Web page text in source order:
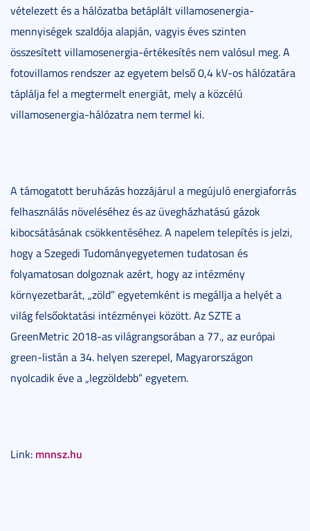
vételezett és a hálózatba betáplált villamosenergia-
mennyiségek szaldója alapján, vagyis éves szinten
összesített villamosenergia-értékesítés nem valósul meg. A
fotovillamos rendszer az egyetem belső 0,4 kV-os hálózatára
táplálja fel a megtermelt energiát, mely a közcélú
villamosenergia-hálózatra nem termel ki.
A támogatott beruházás hozzájárul a megújuló energiaforrás
felhasználás növeléséhez és az üvegházhatású gázok
kibocsátásának csökkentéséhez. A napelem telepítés is jelzi,
hogy a Szegedi Tudományegyetemen tudatosan és
folyamatosan dolgoznak azért, hogy az intézmény
környezetbarát, „zöld” egyetemként is megállja a helyét a
világ felsőoktatási intézményei között. Az SZTE a
GreenMetric 2018-as világrangsorában a 77., az európai
green-listán a 34. helyen szerepel, Magyarországon
nyolcadik éve a „legzöldebb” egyetem.
Link: mnnsz.hu